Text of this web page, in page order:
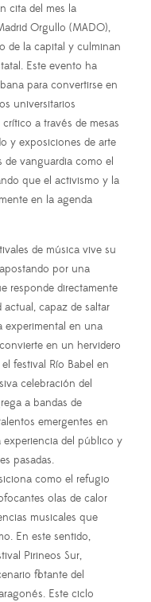
cita del mes la
Orgullo (MADO),
de la capital y culminan
Este evento ha
para convertirse en
universitarios
a través de mesas
y exposiciones de arte
de vanguardia como el
que el activismo y la
en la agenda
de música vive su
por una
responde directamente
capaz de saltar
experimental en una
en un hervidero
festival Río Babel en
celebración del
a bandas de
emergentes en
del público y
pasadas.
como el refugio
olas de calor
musicales que
En este sentido,
Pirineos Sur,
flotante del
Este ciclo